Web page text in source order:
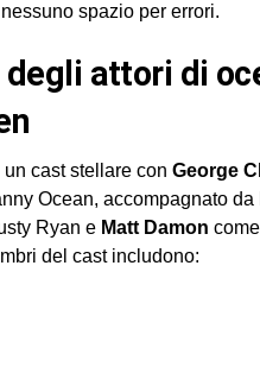
spazio per errori.
un cast stellare con George
Ocean, accompagnato da
Ryan e Matt Damon
del cast includono: